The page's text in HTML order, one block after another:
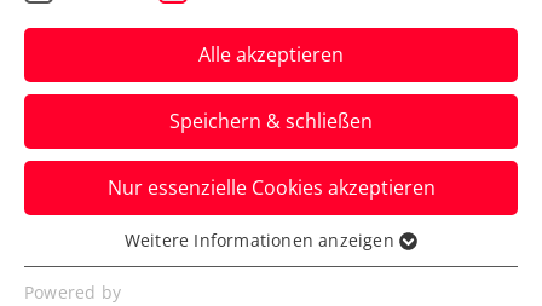
News filtern
Alle akzeptieren
Speichern & schließen
Nur essenzielle Cookies akzeptieren
Essenziell
Essenzielle Cookies werden für grundlegende
Weitere Informationen anzeigen
Powered by